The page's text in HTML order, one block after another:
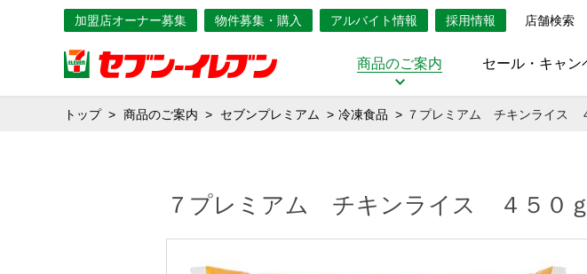
加盟店オーナー募集 物件募集・購入 アルバイト情報 採用情報 店舗検索
商品のご案内 セール・キャン
トップ 商品のご案内 セブンプレミアム 冷凍食品 ７プレミアム チキンライス
７プレミアム チキンライス ４５０ｇ